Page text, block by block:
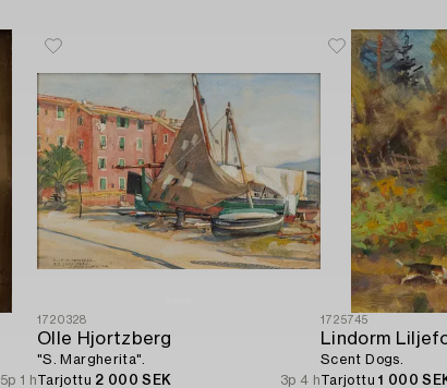
5p 1 h
1720328
Olle Hjortzberg
"S. Margherita".
Tarjottu 2 000 SEK
3p 4 h
1725745
Lindorm
Scent Dogs.
Tarjottu1 000